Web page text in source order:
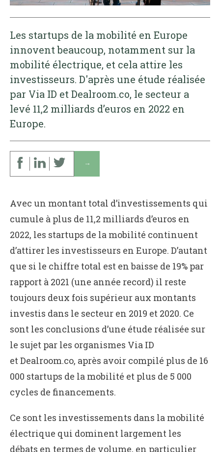
Les startups de la mobilité en Europe
innovent beaucoup, notamment sur la
mobilité électrique, et cela attire les
investisseurs. D'après une étude réalisée
par Via ID et Dealroom.co, le secteur a
levé 11,2 milliards d’euros en 2022 en
Europe.
↓
Avec un montant total d’investissements qui
cumule à plus de 11,2 milliards d’euros en
2022, les startups de la mobilité continuent
d’attirer les investisseurs en Europe. D’autant
que si le chiffre total est en baisse de 19% par
rapport à 2021 (une année record) il reste
toujours deux fois supérieur aux montants
investis dans le secteur en 2019 et 2020. Ce
sont les conclusions d’une étude réalisée sur
le sujet par les organismes Via ID
et Dealroom.co, après avoir compilé plus de 16
000 startups de la mobilité et plus de 5 000
cycles de financements.
Ce sont les investissements dans la mobilité
électrique qui dominent largement les
débats en termes de volume, en particulier